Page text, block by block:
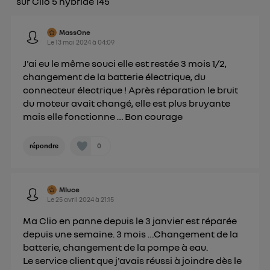
MassOne
Le13 mai 2024à 04:09
J'ai eu le même souci elle est restée 3 mois 1/2,
changement de la batterie électrique, du
connecteur électrique ! Après réparation le bruit
du moteur avait changé, elle est plus bruyante
mais elle fonctionne … Bon courage
répondre 0
Mluce
Le 25 avril 2024à 21:15
Ma Clio en panne depuis le 3 janvier est réparée
depuis une semaine. 3 mois …Changement de la
batterie, changement de la pompe à eau.
Le service client que j'avais réussi à joindre dès le
Pour uneconnexion mobile
Vous pouvez à tout moment retirer ce
consentement surle portail d’Utiq
") ou via la page « gérer Utiq » en bas de ce site.
Pour plus d'informations, veuillez consulter
Politique d'information sur les données
personnelles d'Utiq.